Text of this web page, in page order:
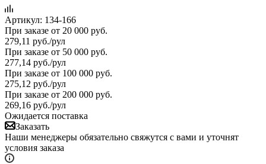
Артикул: 134-166
При заказе от 20 000 руб.
279,11 руб./рул
При заказе от 50 000 руб.
277,14 руб./рул
При заказе от 100 000 руб.
275,12 руб./рул
При заказе от 200 000 руб.
269,16 руб./рул
Ожидается поставка
Заказать
Наши менеджеры обязательно свяжутся с вами и уточнят
условия заказа